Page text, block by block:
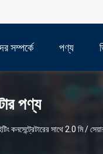
সম্পর্কে পণ্য
পণ্য
কনসেন্ট্রেটারের সাথে 2.0 মি /